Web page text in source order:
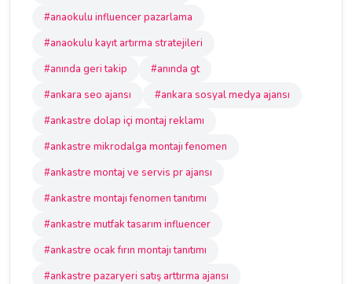
#anaokulu influencer pazarlama
#anaokulu kayıt artırma stratejileri
#anında geri takip
#anında gt
#ankara seo ajansı
#ankara sosyal medya ajansı
#ankastre dolap içi montaj reklamı
#ankastre mikrodalga montajı fenomen
#ankastre montaj ve servis pr ajansı
#ankastre montajı fenomen tanıtımı
#ankastre mutfak tasarım influencer
#ankastre ocak fırın montajı tanıtımı
#ankastre pazaryeri satış arttırma ajansı